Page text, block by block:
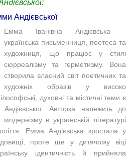
Андієвської
Емма Іванівна Андієвська -
українська письменниця, поетеса та
художниця, що працює у стилі
сюрреалізму та герметизму. Вона
створила власний світ поетичних та
художніх образів у високо
духовні та містичні теми є
Авторка належить до
в українській літературі
Емма Андієвська зростала у
проте ще у дитячому віці
ідентичність й прийняла